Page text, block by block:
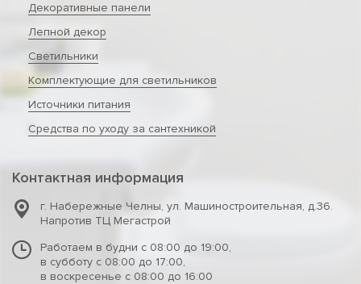
Декоративные панели
Лепной декор
Светильники
Комплектующие для светильников
Источники питания
Средства по уходу за сантехникой
Контактная информация
г. Набережные Челны, ул. Машиностроительная, д.36.
Напротив ТЦ Мегастрой
Работаем в будни с 08:00 до 19:00,
в субботу с 08:00 до 17:00,
в воскресенье с 08:00 до 16:00